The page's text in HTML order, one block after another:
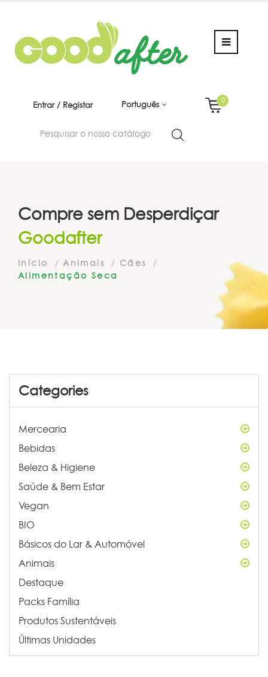
Entrar / Registar Português
0
Compre sem Desperdiçar
Goodafter
Início Animais
Cães
Alimentação Seca
Categories
Mercearia
Bebidas
Beleza & Higiene
Saúde & Bem Estar
Vegan
BIO
Básicos do Lar & Automóvel
Animais
Destaque
Packs Família
Produtos Sustentáveis
Últimas Unidades